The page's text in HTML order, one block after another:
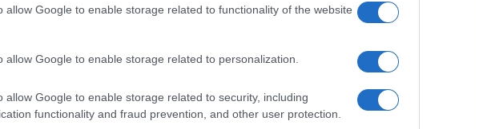
allow Google to enable storage related to functionality of the website
allow Google to enable storage related to personalization.
allow Google to enable storage related to security, including
functionality and fraud prevention, and other user protection.
REGION